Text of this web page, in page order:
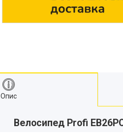
Опис
Велосипед Profi